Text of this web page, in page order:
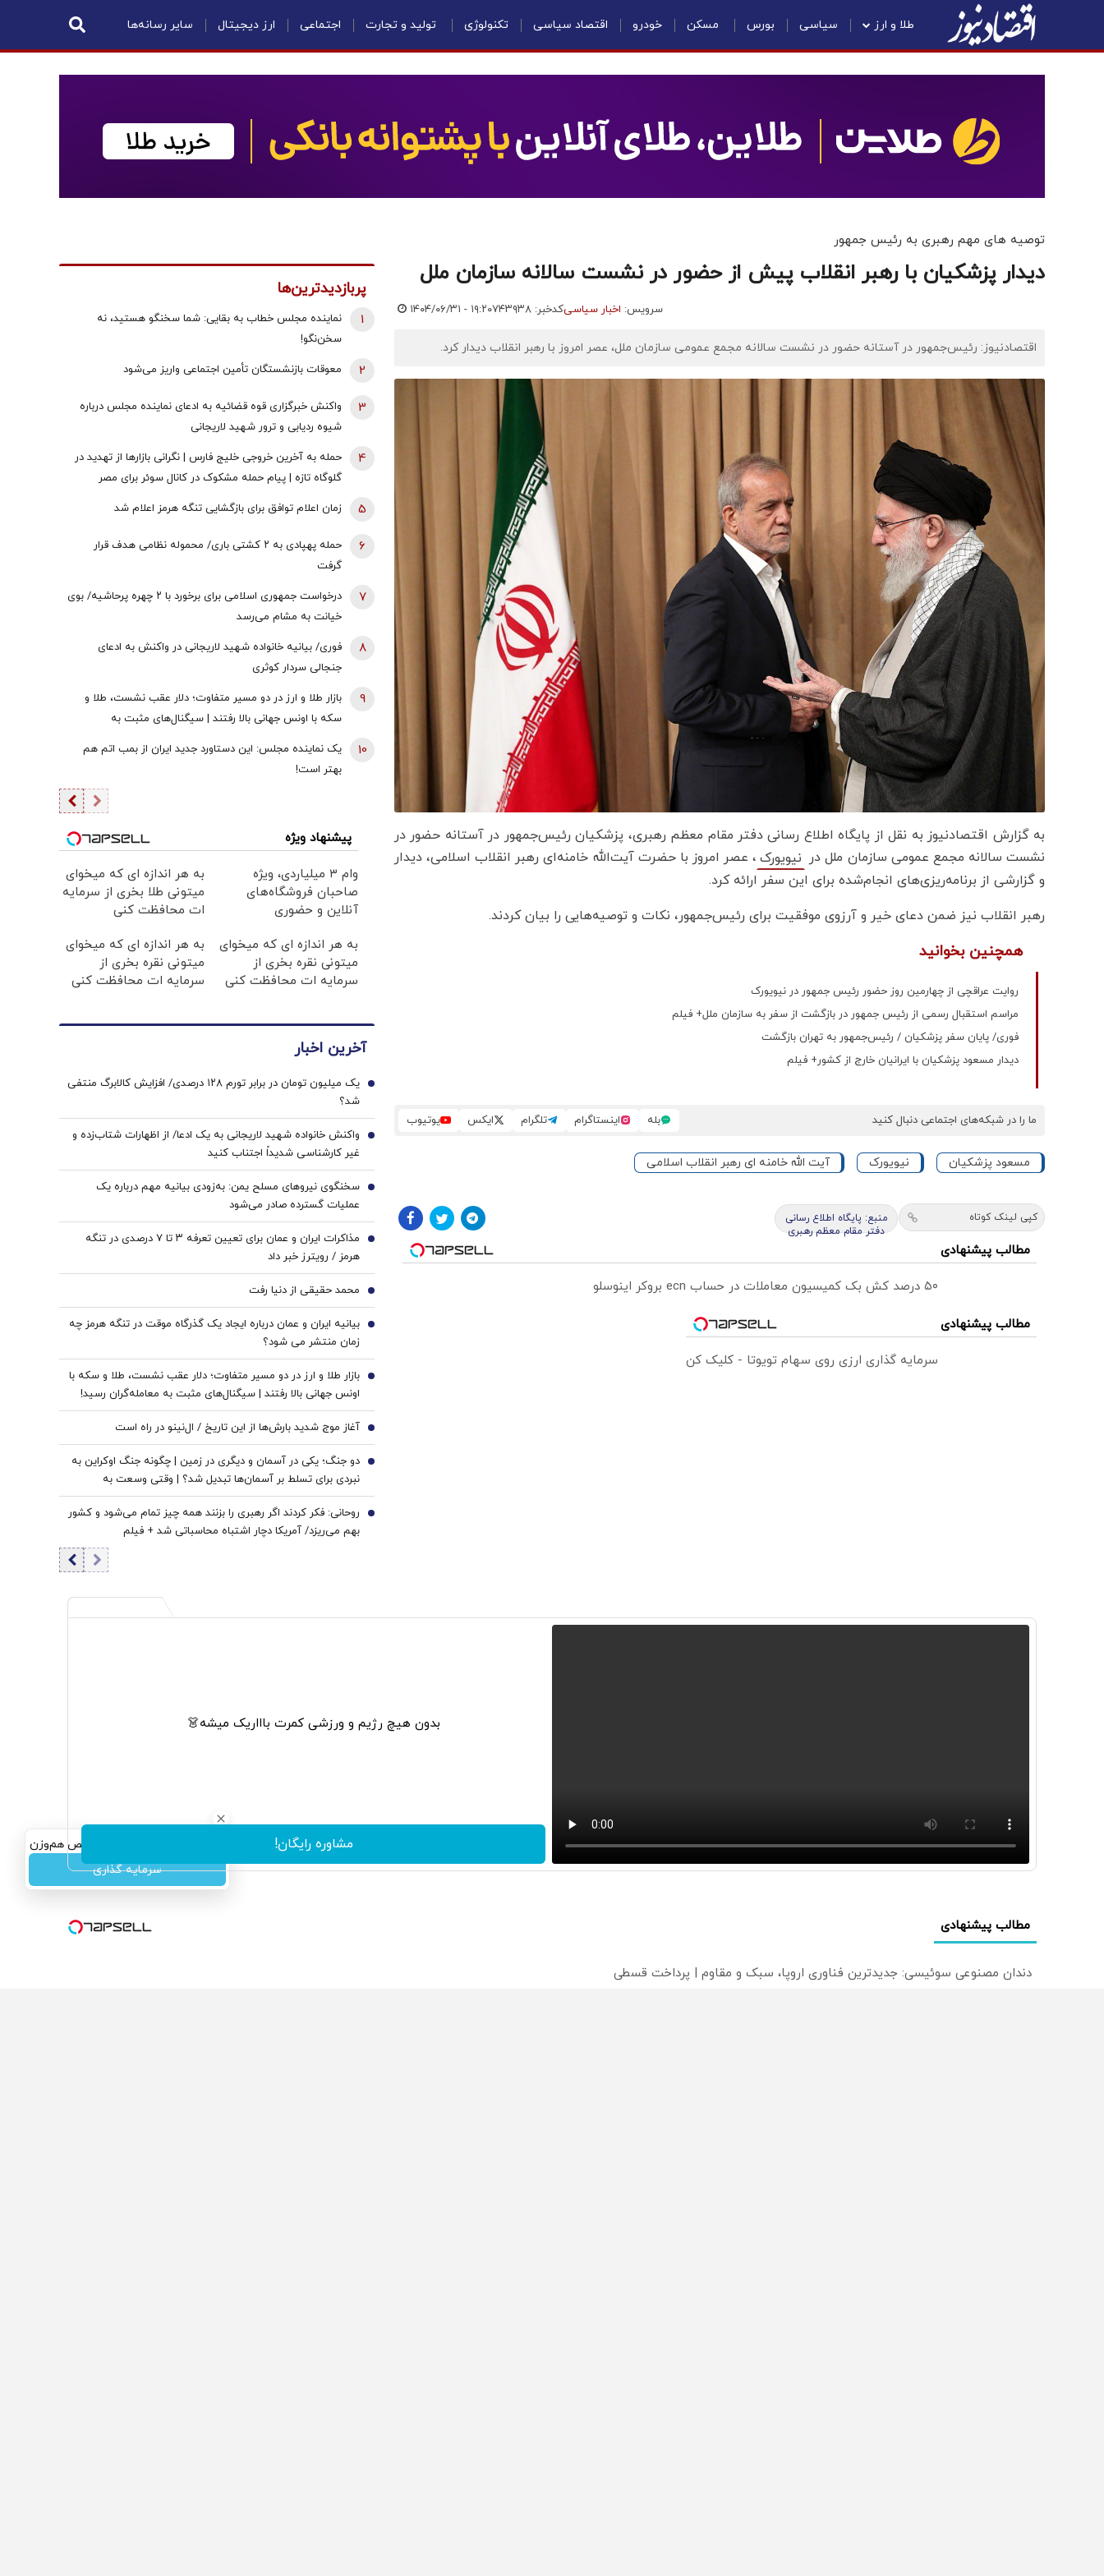
طلا و ارز سیاسی بورس مسکن خودرو اقتصاد سیاسی تکنولوژی تولید و تجارت اجتماعی ارز دیجیتال سایر رسانه‌ها
توصیه های مهم رهبری به رئیس جمهور
دیدار پزشکیان با رهبر انقلاب پیش از حضور در نشست سالانه سازمان ملل
سرویس: اخبار سیاسیکدخبر: ۷۴۳۹۳۸ ۱۴۰۴/۰۶/۳۱ - ۱۹:۲۰
اقتصادنیوز: رئیس‌جمهور در آستانه حضور در نشست سالانه مجمع عمومی سازمان ملل، عصر امروز با رهبر انقلاب دیدار کرد.
به گزارش اقتصادنیوز به نقل از پایگاه اطلاع رسانی دفتر مقام معظم رهبری، پزشکیان رئیس‌جمهور در آستانه حضور در
نشست سالانه مجمع عمومی سازمان ملل در نیویورک ، عصر امروز با حضرت آیت‌الله خامنه‌ای رهبر انقلاب اسلامی، دیدار
و گزارشی از برنامه‌ریزی‌های انجام‌شده برای این سفر ارائه کرد.
رهبر انقلاب نیز ضمن دعای خیر و آرزوی موفقیت برای رئیس‌جمهور، نکات و توصیه‌هایی را بیان کردند.
همچنین بخوانید
روایت عراقچی از چهارمین روز حضور رئیس جمهور در نیویورک
مراسم استقبال رسمی از رئیس جمهور در بازگشت از سفر به سازمان ملل+ فیلم
فوری/ پایان سفر پزشکیان / رئیس‌جمهور به تهران بازگشت
دیدار مسعود پزشکیان با ایرانیان خارج از کشور+ فیلم
ما را در شبکه‌های اجتماعی دنبال کنید بله اینستاگرام تلگرام ایکس یوتیوب
مسعود پزشکیان نیویورک آیت الله خامنه ای رهبر انقلاب اسلامی
کپی لینک کوتاه
منبع: پایگاه اطلاع رسانی
دفتر مقام معظم رهبری
مطالب پیشنهادی
۵۰ درصد کش بک کمیسیون معاملات در حساب ecn بروکر اینوسلو
مطالب پیشنهادی
سرمایه گذاری ارزی روی سهام تویوتا - کلیک کن
سرمایه‌گذاری همسنگ با شاخص هم‌وزن
سرمایه گذاری
پربازدیدترین‌ها
نماینده مجلس خطاب به بقایی: شما سخنگو هستید، نه
سخن‌نگو!
1
معوقات بازنشستگان تأمین اجتماعی واریز می‌شود 2
واکنش خبرگزاری قوه قضائیه به ادعای نماینده مجلس درباره
شیوه ردیابی و ترور شهید لاریجانی
3
حمله به آخرین خروجی خلیج فارس | نگرانی بازارها از تهدید در
گلوگاه تازه | پیام حمله مشکوک در کانال سوئر برای مصر
4
زمان اعلام توافق برای بازگشایی تنگه هرمز اعلام شد 5
حمله پهپادی به ۲ کشتی باری/ محموله نظامی هدف قرار
گرفت
6
درخواست جمهوری اسلامی برای برخورد با ۲ چهره پرحاشیه/ بوی
خیانت به مشام می‌رسد
7
فوری/ بیانیه خانواده شهید لاریجانی در واکنش به ادعای
جنجالی سردار کوثری
8
بازار طلا و ارز در دو مسیر متفاوت؛ دلار عقب نشست، طلا و
سکه با اونس جهانی بالا رفتند | سیگنال‌های مثبت به
9
یک نماینده مجلس: این دستاورد جدید ایران از بمب اتم هم
بهتر است!
10
پیشنهاد ویژه
وام ۳ میلیاردی، ویژه
صاحبان فروشگاه‌های
آنلاین و حضوری
به هر اندازه ای که میخوای
میتونی طلا بخری از سرمایه
ات محافظت کنی
به هر اندازه ای که میخوای
میتونی نقره بخری از
سرمایه ات محافظت کنی
به هر اندازه ای که میخوای
میتونی نقره بخری از
سرمایه ات محافظت کنی
آخرین اخبار
یک میلیون تومان در برابر تورم ۱۲۸ درصدی/ افزایش کالابرگ منتفی
شد؟
1
واکنش خانواده شهید لاریجانی به یک ادعا/ از اظهارات شتاب‌زده و
غیر کارشناسی شدیداً اجتناب کنید
2
سخنگوی نیروهای مسلح یمن: به‌زودی بیانیه مهم درباره یک
عملیات گسترده صادر می‌شود
3
مذاکرات ایران و عمان برای تعیین تعرفه ۳ تا ۷ درصدی در تنگه
هرمز / رویترز خبر داد
4
محمد حقیقی از دنیا رفت 5
بیانیه ایران و عمان درباره ایجاد یک گذرگاه موقت در تنگه هرمز چه
زمان منتشر می شود؟
6
بازار طلا و ارز در دو مسیر متفاوت؛ دلار عقب نشست، طلا و سکه با
اونس جهانی بالا رفتند | سیگنال‌های مثبت به معامله‌گران رسید!
7
آغاز موج شدید بارش‌ها از این تاریخ / ال‌نینو در راه است 8
دو جنگ؛ یکی در آسمان و دیگری در زمین | چگونه جنگ اوکراین به
نبردی برای تسلط بر آسمان‌ها تبدیل شد؟ | وقتی وسعت به
پراکندگی پدافندها می‌انجامد
9
روحانی: فکر کردند اگر رهبری را بزنند همه چیز تمام می‌شود و کشور
بهم می‌ریزد/ آمریکا دچار اشتباه محاسباتی شد + فیلم
10
بدون هیچ رژیم و ورزشی کمرت باااریک میشه👗
مشاوره رایگان!
مطالب پیشنهادی
دندان مصنوعی سوئیسی: جدیدترین فناوری اروپا، سبک و مقاوم | پرداخت قسطی